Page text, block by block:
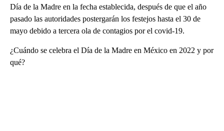
Día de la Madre en la fecha establecida, después de que el año
pasado las autoridades postergarán los festejos hasta el 30 de
mayo debido a tercera ola de contagios por el covid-19.
¿Cuándo se celebra el Día de la Madre en México en 2022 y por
qué?